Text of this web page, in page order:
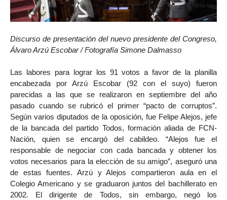
Discurso de presentación del nuevo presidente del Congreso,
Álvaro Arzú Escobar / Fotografía Simone Dalmasso
Las labores para lograr los 91 votos a favor de la planilla
encabezada por Arzú Escobar (92 con el suyo) fueron
parecidas a las que se realizaron en septiembre del año
pasado cuando se rubricó el primer “pacto de corruptos”.
Según varios diputados de la oposición, fue Felipe Alejos, jefe
de la bancada del partido Todos, formación aliada de FCN-
Nación, quien se encargó del cabildeo. “Alejos fue el
responsable de negociar con cada bancada y obtener los
votos necesarios para la elección de su amigo”, aseguró una
de estas fuentes. Arzú y Alejos compartieron aula en el
Colegio Americano y se graduaron juntos del bachillerato en
2002. El dirigente de Todos, sin embargo, negó los